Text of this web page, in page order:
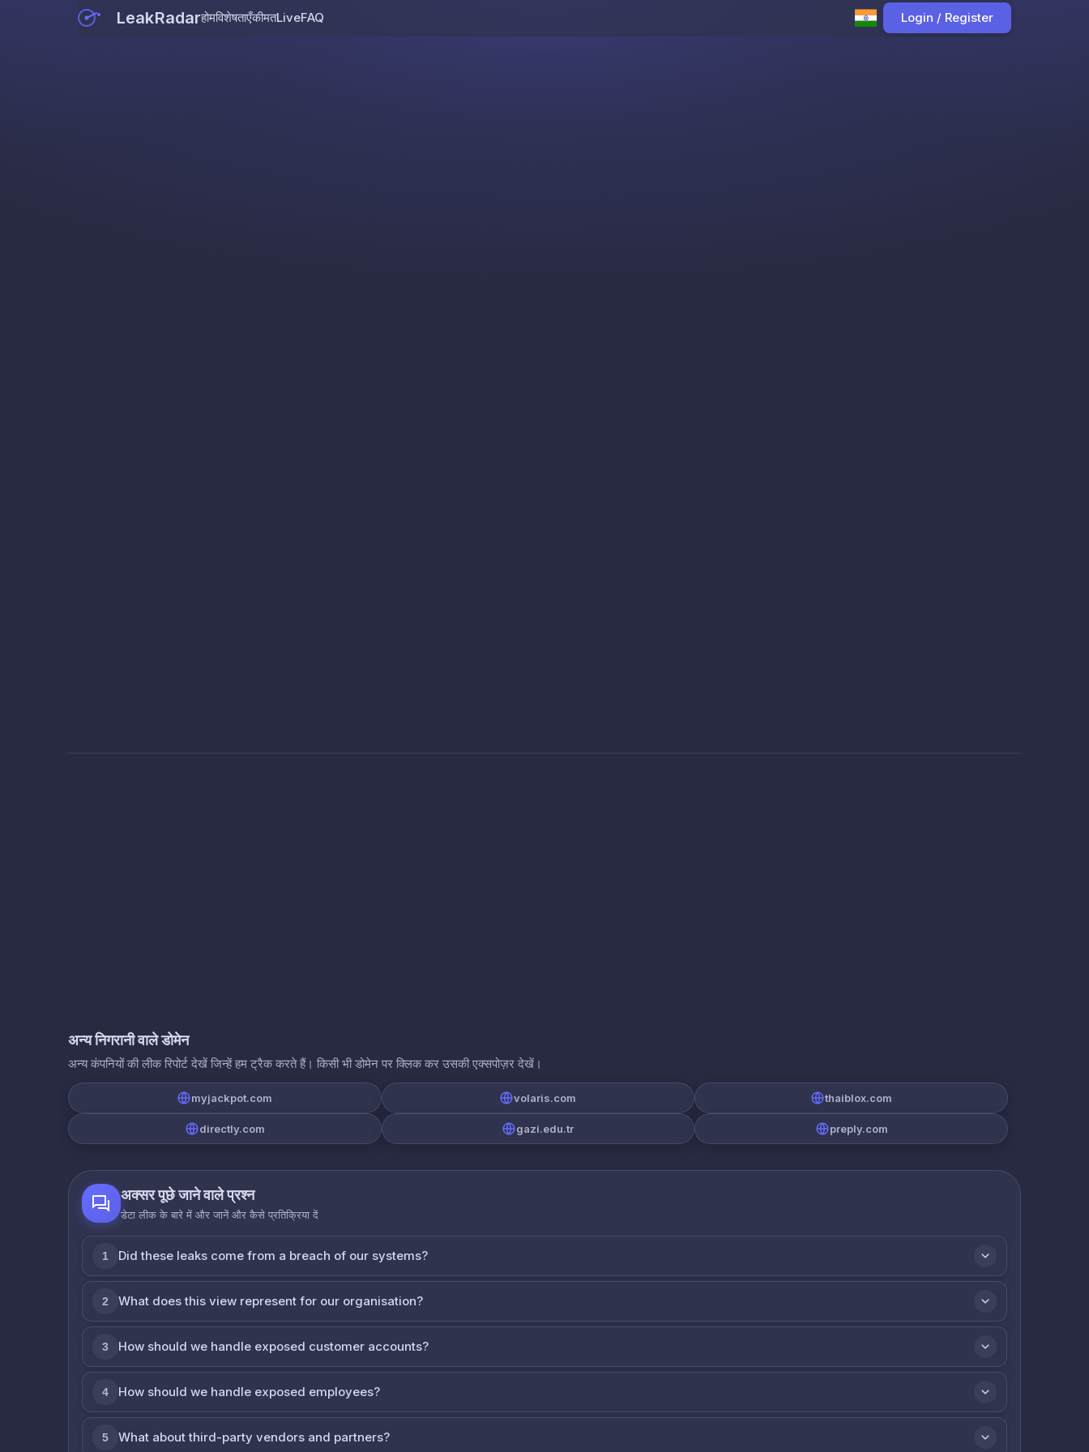
LeakRadarहोमविशेषताएँकीमतLiveFAQ Login / Register
अन्य निगरानी वाले डोमेन
अन्य कंपनियों की लीक रिपोर्ट देखें जिन्हें हम ट्रैक करते हैं। किसी भी डोमेन पर क्लिक कर उसकी एक्सपोज़र देखें।
myjackpot.com volaris.com thaiblox.com
directly.com gazi.edu.tr preply.com
अक्सर पूछे जाने वाले प्रश्न
डेटा लीक के बारे में और जानें और कैसे प्रतिक्रिया दें
1 Did these leaks come from a breach of our systems?
2 What does this view represent for our organisation?
3 How should we handle exposed customer accounts?
4 How should we handle exposed employees?
5 What about third-party vendors and partners?